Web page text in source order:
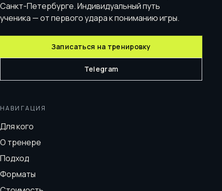
Санкт-Петербурге. Индивидуальный путь
ученика — от первого удара к пониманию игры.
Записаться на тренировку
Telegram
НАВИГАЦИЯ
Для кого
О тренере
Подход
Форматы